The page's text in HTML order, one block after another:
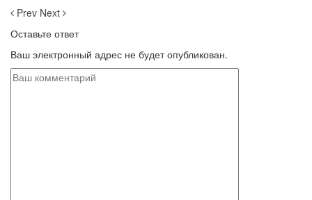
Prev Next
Оставьте ответ
Ваш электронный адрес не будет опубликован.